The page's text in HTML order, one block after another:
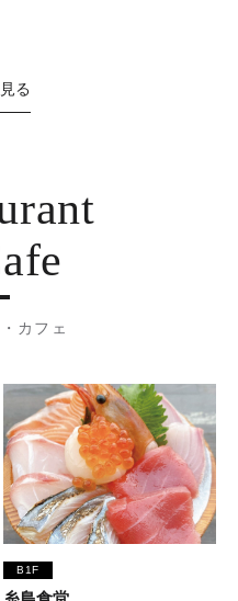
る
カフェ
B1F